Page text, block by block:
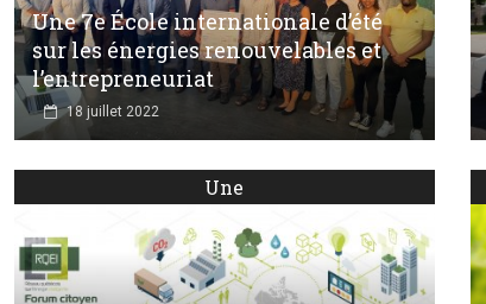
Une 7e École internationale d’été
sur les énergies renouvelables et
l’entrepreneuriat
18 juillet 2022
Une